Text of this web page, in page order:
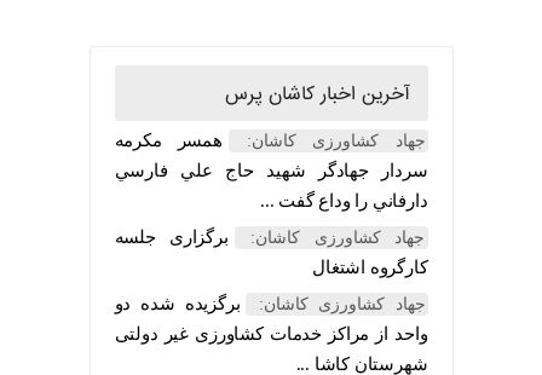
آخرین اخبار کاشان پرس
جهاد کشاورزی کاشان: همسر مکرمه
سردار جهادگر شهيد حاج علي فارسي
دارفاني را وداع گفت ...
جهاد کشاورزی کاشان: برگزاری جلسه
کارگروه اشتغال
جهاد کشاورزی کاشان: برگزیده شده دو
واحد از مراکز خدمات کشاورزی غیر دولتی
شهرستان کاشا ...